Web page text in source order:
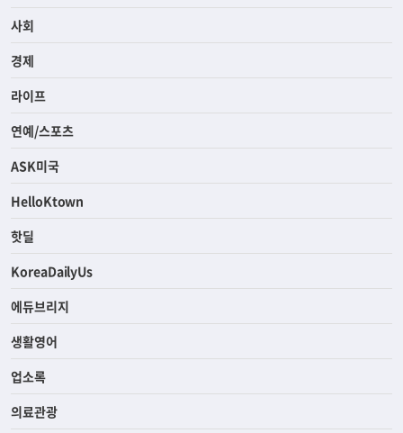
사회
경제
라이프
연예/스포츠
ASK미국
HelloKtown
핫딜
KoreaDailyUs
에듀브리지
생활영어
업소록
의료관광